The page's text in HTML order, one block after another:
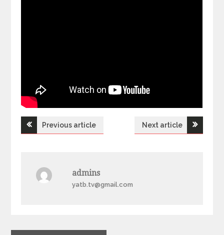
Н
Previous article Next article
admins
yatb.tv@gmail.com